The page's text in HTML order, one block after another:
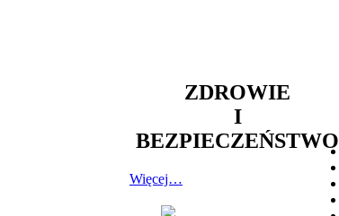
ZDROWIE
I
BEZPIECZEŃSTWO
Więcej…